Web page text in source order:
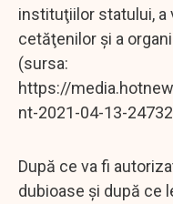
instituţiilor statului,
cetăţenilor şi a
(sursa:
https://
nt-2021-04-13-
După ce va fi
dubioase și după ce